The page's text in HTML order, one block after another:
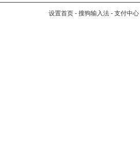
设置首页 - 搜狗输入法 - 支付中心